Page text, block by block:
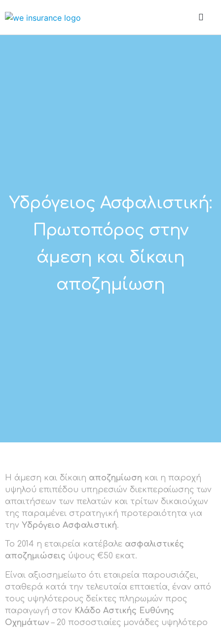
Υδρόγειος Ασφαλιστική:
Πρωτοπόρος στην
άμεση και δίκαιη
αποζημίωση
Η άμεση και δίκαιη αποζημίωση και η παροχή
υψηλού επιπέδου υπηρεσιών διεκπεραίωσης των
απαιτήσεων των πελατών και τρίτων δικαιούχων
της παραμένει στρατηγική προτεραιότητα για
την Υδρόγειο Ασφαλιστική.
Το 2014 η εταιρεία κατέβαλε ασφαλιστικές
αποζημιώσεις ύψους €50 εκατ.
Είναι αξιοσημείωτο ότι εταιρεία παρουσιάζει,
σταθερά κατά την τελευταία επταετία, έναν από
τους υψηλότερους δείκτες πληρωμών προς
παραγωγή στον Κλάδο Αστικής Ευθύνης
Οχημάτων – 20 ποσοστιαίες μονάδες υψηλότερο